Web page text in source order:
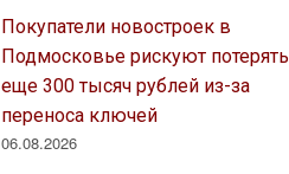
Покупатели новостроек в
Подмосковье рискуют потерять
еще 300 тысяч рублей из-за
переноса ключей
06.08.2026